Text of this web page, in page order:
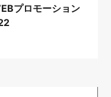
プロモーション